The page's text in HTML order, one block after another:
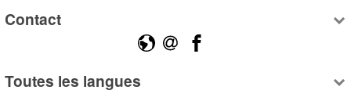
Contact
Toutes les langues